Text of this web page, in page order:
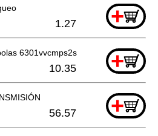
+
1.27
6301vvcmps2s +
10.35
+
56.57